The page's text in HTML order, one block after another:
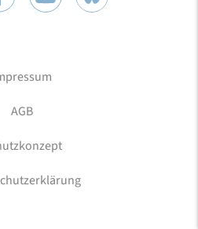
AGB